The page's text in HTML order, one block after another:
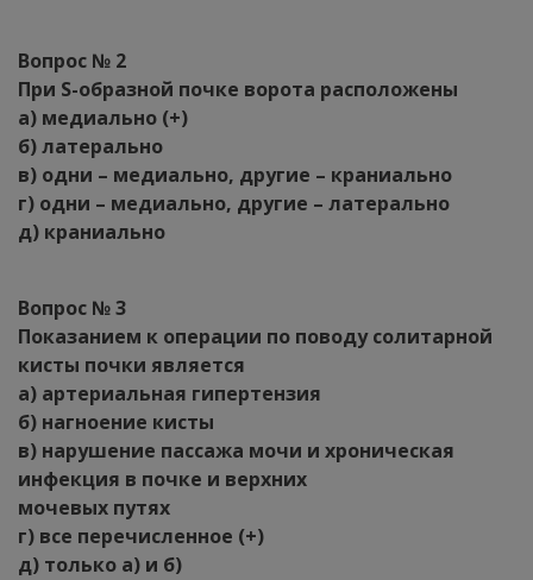
Вопрос № 2
При S-образной почке ворота расположены
а) медиально (+)
б) латерально
в) одни – медиально, другие – краниально
г) одни – медиально, другие – латерально
д) краниально
Вопрос № 3
Показанием к операции по поводу солитарной
кисты почки является
а) артериальная гипертензия
б) нагноение кисты
в) нарушение пассажа мочи и хроническая
инфекция в почке и верхних
мочевых путях
г) все перечисленное (+)
д) только а) и б)